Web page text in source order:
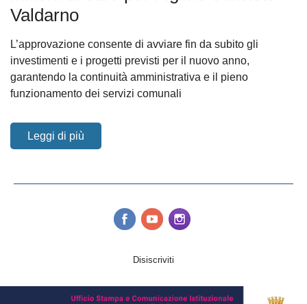
Valdarno
L’approvazione consente di avviare fin da subito gli
investimenti e i progetti previsti per il nuovo anno,
garantendo la continuità amministrativa e il pieno
funzionamento dei servizi comunali
Leggi di più
Disiscriviti